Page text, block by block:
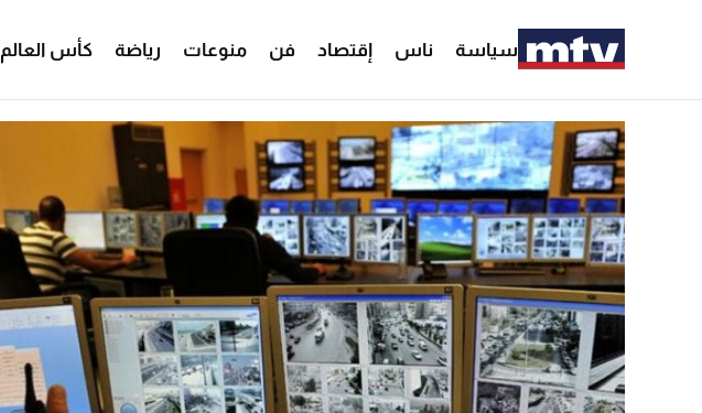
سياسة ناس إقتصاد فن منوعات رياضة كأس العالم